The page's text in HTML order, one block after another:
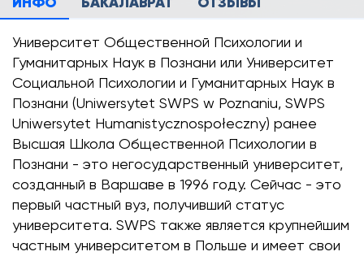
Университет Общественной Психологии и
Гуманитарных Наук в Познани или Университет
Социальной Психологии и Гуманитарных Наук в
Познани (Uniwersytet SWPS w Poznaniu, SWPS
Uniwersytet Humanistycznospołeczny) ранее
Высшая Школа Общественной Психологии в
Познани - это негосударственный университет,
созданный в Варшаве в 1996 году. Сейчас - это
первый частный вуз, получивший статус
университета. SWPS также является крупнейшим
частным университетом в Польше и имеет свои